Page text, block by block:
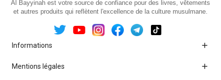
Al Bayyinah est votre source de confiance pour des livres, vêtements
et autres produits qui reflètent l'excellence de la culture musulmane.
Informations 
Mentions légales 